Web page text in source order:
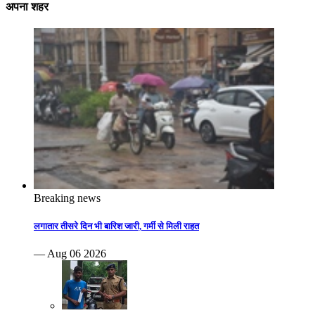
अपना शहर
Breaking news
लगातार तीसरे दिन भी बारिश जारी, गर्मी से मिली राहत
— Aug 06 2026